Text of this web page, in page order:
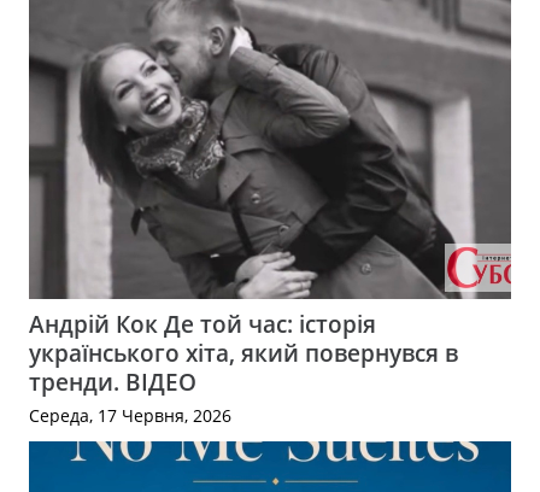
Андрій Кок Де той час: історія
українського хіта, який повернувся в
тренди. ВІДЕО
Середа, 17 Червня, 2026